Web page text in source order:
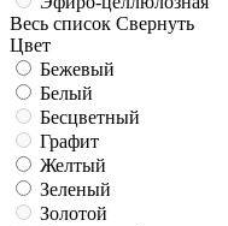
Весь список Свернуть
Цвет
Бежевый
Белый
Бесцветный
Графит
Желтый
Зеленый
Золотой